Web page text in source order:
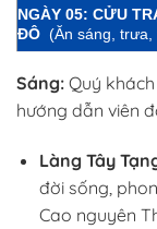
NGÀY 05: CỬU
ĐÔ (Ăn sáng, trưa,
Sáng: Quý
hướng dẫn viên
Làng Tây
đời sống,
Cao nguyên